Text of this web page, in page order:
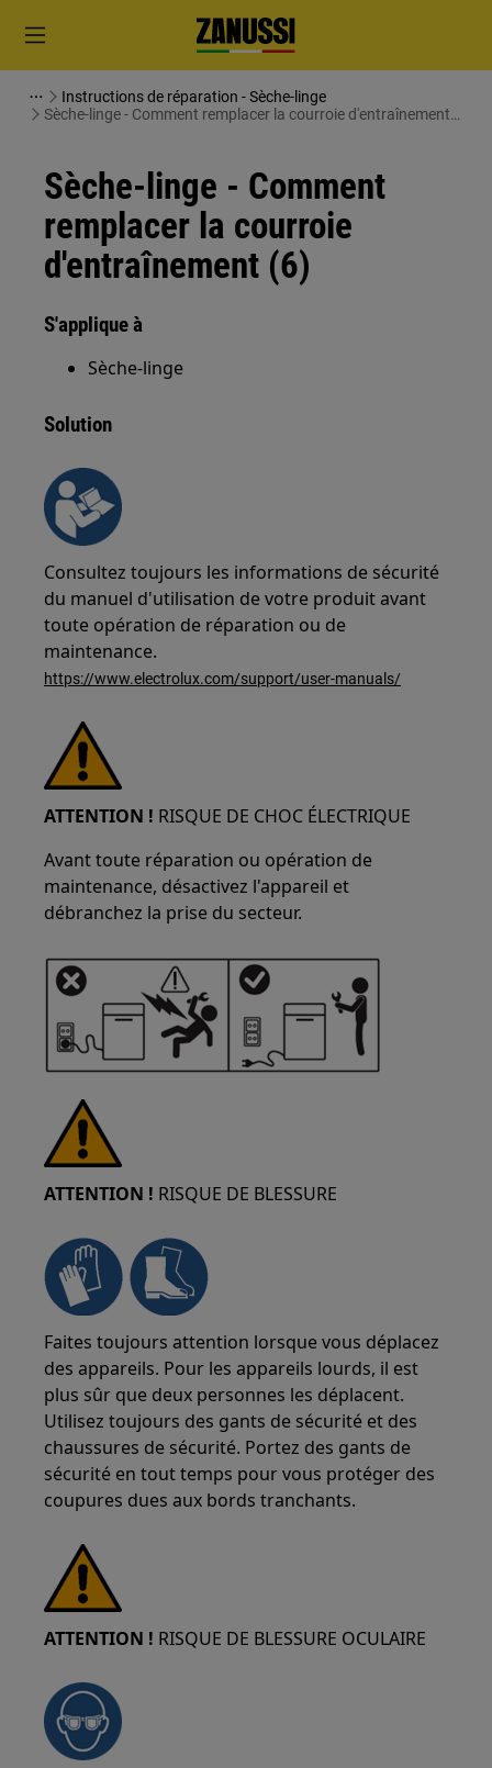
Instructions de réparation - Sèche-linge
Sèche-linge - Comment remplacer la courroie d'entraînement
Sèche-linge - Comment
remplacer la courroie
d'entraînement (6)
S'applique à
Sèche-linge
Solution
Consultez toujours les informations de sécurité
du manuel d'utilisation de votre produit avant
toute opération de réparation ou de
maintenance.
https://www.electrolux.com/support/user-manuals/
ATTENTION ! RISQUE DE CHOC ÉLECTRIQUE
Avant toute réparation ou opération de
maintenance, désactivez l'appareil et
débranchez la prise du secteur.
ATTENTION ! RISQUE DE BLESSURE
Faites toujours attention lorsque vous déplacez
des appareils. Pour les appareils lourds, il est
plus sûr que deux personnes les déplacent.
Utilisez toujours des gants de sécurité et des
chaussures de sécurité. Portez des gants de
sécurité en tout temps pour vous protéger des
coupures dues aux bords tranchants.
ATTENTION ! RISQUE DE BLESSURE OCULAIRE